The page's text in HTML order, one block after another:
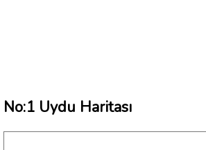
No:1 Uydu Haritası